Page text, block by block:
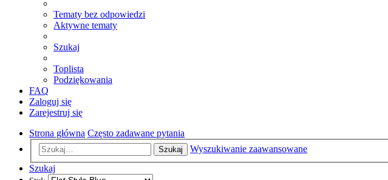
Tematy bez odpowiedzi
Aktywne tematy
Szukaj
Toplista
Podziękowania
FAQ
Zaloguj się
Zarejestruj się
Strona główna Często zadawane pytania
Szukaj
Wyszukiwanie zaawansowane
Szukaj